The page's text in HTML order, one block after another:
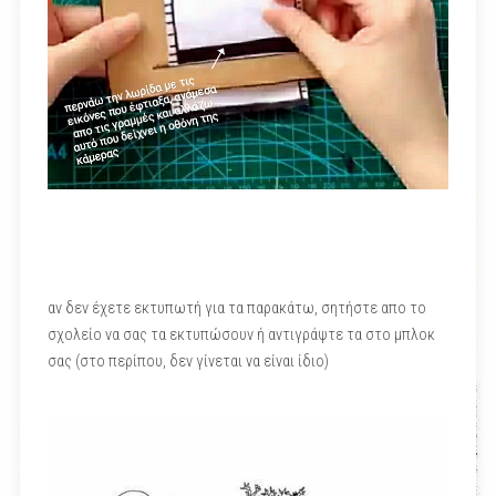
αν δεν έχετε εκτυπωτή για τα παρακάτω, σητήστε απο το
σχολείο να σας τα εκτυπώσουν ή αντιγράψτε τα στο μπλοκ
σας (στο περίπου, δεν γίνεται να είναι ίδιο)